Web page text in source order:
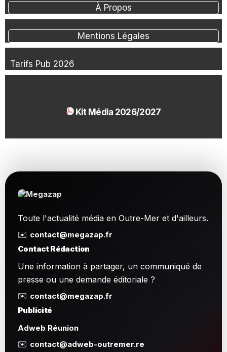
À Propos
Mentions Légales
Tarifs Pub 2026
Kit Média 2026/2027
Toute l'actualité média en Outre-Mer et d'ailleurs.
✉️ contact@megazap.fr
Contact Rédaction
Une information à partager, un communiqué de
presse ou une demande éditoriale ?
✉️ contact@megazap.fr
Publicité
Adweb Réunion
✉️ contact@adweb-outremer.re